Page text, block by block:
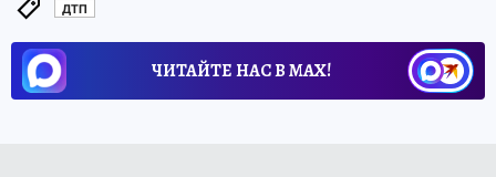
ДТП
ЧИТАЙТЕ НАС В МАХ!